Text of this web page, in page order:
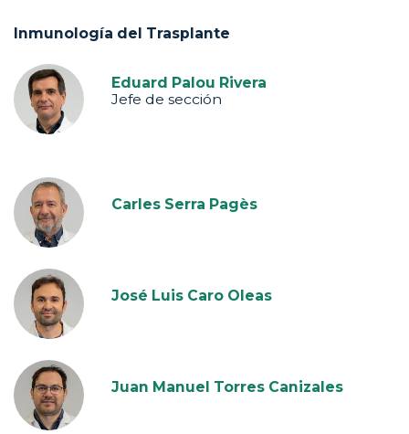
Inmunología del Trasplante
Eduard Palou Rivera
Jefe de sección
Carles Serra Pagès
José Luis Caro Oleas
Juan Manuel Torres Canizales